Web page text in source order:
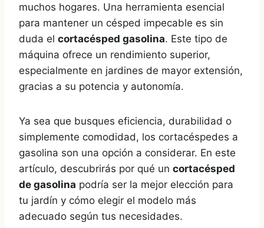
muchos hogares. Una herramienta esencial
para mantener un césped impecable es sin
duda el cortacésped gasolina. Este tipo de
máquina ofrece un rendimiento superior,
especialmente en jardines de mayor extensión,
gracias a su potencia y autonomía.
Ya sea que busques eficiencia, durabilidad o
simplemente comodidad, los cortacéspedes a
gasolina son una opción a considerar. En este
artículo, descubrirás por qué un cortacésped
de gasolina podría ser la mejor elección para
tu jardín y cómo elegir el modelo más
adecuado según tus necesidades.